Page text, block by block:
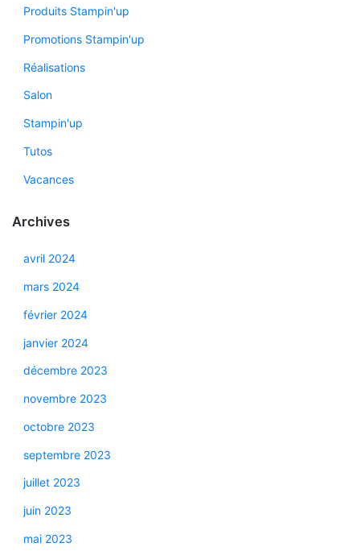
Produits Stampin'up
Promotions Stampin'up
Réalisations
Salon
Stampin'up
Tutos
Vacances
Archives
avril 2024
mars 2024
février 2024
janvier 2024
décembre 2023
novembre 2023
octobre 2023
septembre 2023
juillet 2023
juin 2023
mai 2023